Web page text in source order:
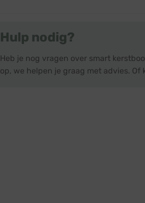
Hulp nodig?
Heb je nog vragen over smart
op, we helpen je graag met advies.